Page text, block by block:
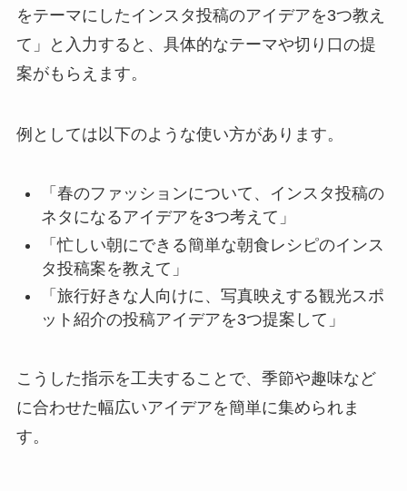
をテーマにしたインスタ投稿のアイデアを3つ教え
て」と入力すると、具体的なテーマや切り口の提
案がもらえます。
例としては以下のような使い方があります。
「春のファッションについて、インスタ投稿の
ネタになるアイデアを3つ考えて」
「忙しい朝にできる簡単な朝食レシピのインス
タ投稿案を教えて」
「旅行好きな人向けに、写真映えする観光スポ
ット紹介の投稿アイデアを3つ提案して」
こうした指示を工夫することで、季節や趣味など
に合わせた幅広いアイデアを簡単に集められま
す。